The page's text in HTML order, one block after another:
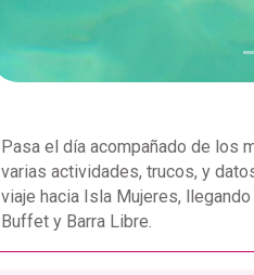
Pasa el día acompañado de los
varias actividades, trucos, y
viaje hacia Isla Mujeres,
Buffet y Barra Libre.